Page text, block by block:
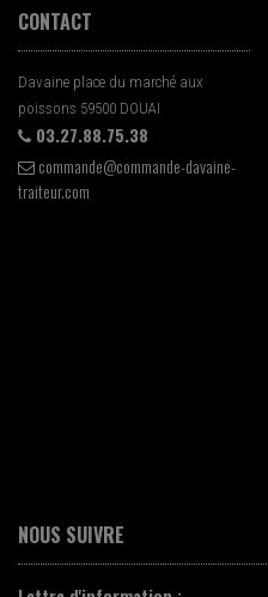
CONTACT
Davaine place du marché aux
poissons 59500 DOUAI
03.27.88.75.38
commande@commande-davaine-
traiteur.com
NOUS SUIVRE